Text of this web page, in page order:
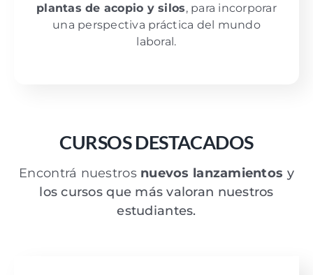
plantas de acopio y silos, para incorporar
una perspectiva práctica del mundo
laboral.
CURSOS DESTACADOS
Encontrá nuestros nuevos lanzamientos y
los cursos que más valoran nuestros
estudiantes.